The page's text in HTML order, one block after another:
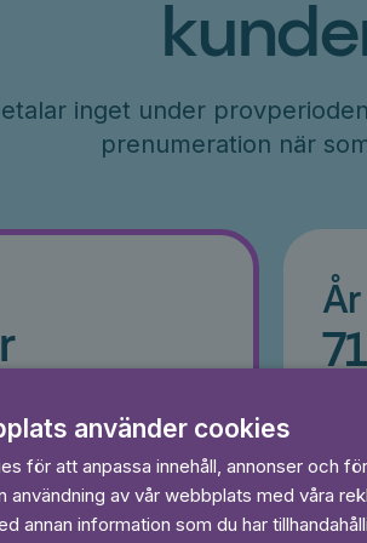
inget under
prenumeration när
dagar gratis
År
71
använder cookies
för att anpassa innehåll, annonser och
användning av vår webbplats med våra
annan information som du har